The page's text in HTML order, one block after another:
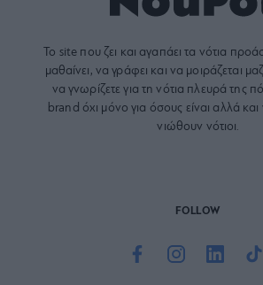
Το site που ζει και αγαπάει τα νότια
μαθαίνει, να γράφει και να μοιράζεται
να γνωρίζετε για τη νότια πλευρά της
brand όχι μόνο για όσους είναι αλλά και
νιώθουν νότιοι.
FOLLOW